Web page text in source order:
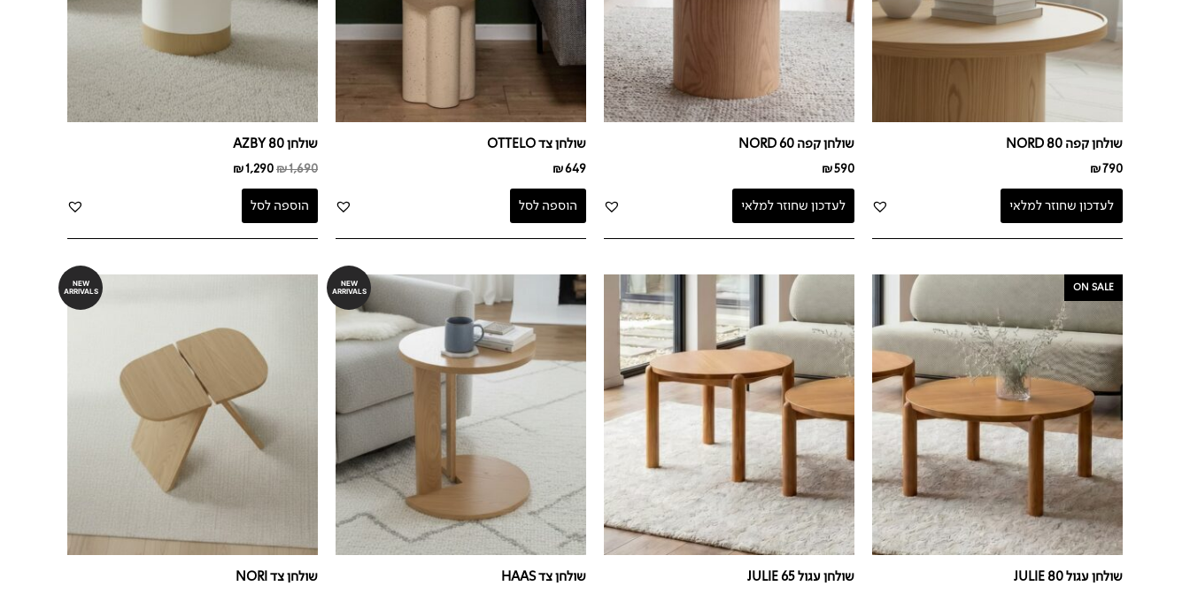
שולחן קפה NORD 80
₪790
לעדכון שחוזר למלאי
שולחן קפה NORD 60
₪590
לעדכון שחוזר למלאי
שולחן צד OTTELO
₪649
הוספה לסל
שולחן AZBY 80
₪1,690
₪1,290
הוספה לסל
ON SALE
שולחן עגול JULIE 80
המחיר
היה:
₪1,290.
₪990.
שולחן עגול JULIE 65
NEW
ARRIVALS
שולחן צד HAAS
NEW
ARRIVALS
שולחן צד NORI